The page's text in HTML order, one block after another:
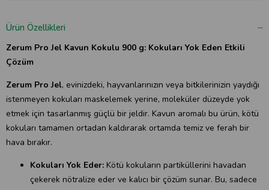
Ürün Özellikleri
Zerum Pro Jel Kavun Kokulu 900 g: Kokuları Yok Eden Etkili
Çözüm
Zerum Pro Jel, evinizdeki, hayvanlarınızın veya bitkilerinizin yaydığı
istenmeyen kokuları maskelemek yerine, moleküler düzeyde yok
etmek için tasarlanmış güçlü bir jeldir. Kavun aromalı bu ürün, kötü
kokuları tamamen ortadan kaldırarak ortamda temiz ve ferah bir
hava bırakır.
Kokuları Yok Eder: Kötü kokuların partiküllerini havadan
çekerek nötralize eder ve kalıcı bir çözüm sunar. Bu, sadece